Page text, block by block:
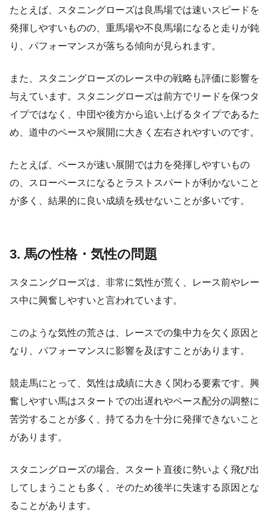
たとえば、スタニングローズは良馬場では速いスピードを
発揮しやすいものの、重馬場や不良馬場になると走りが鈍
り、パフォーマンスが落ちる傾向が見られます。
また、スタニングローズのレース中の戦略も評価に影響を
与えています。スタニングローズは前方でリードを保つタ
イプではなく、中団や後方から追い上げるタイプであるた
め、道中のペースや展開に大きく左右されやすいのです。
たとえば、ペースが速い展開では力を発揮しやすいもの
の、スローペースになるとラストスパートが利かないこと
が多く、結果的に良い成績を残せないことが多いです。
3. 馬の性格・気性の問題
スタニングローズは、非常に気性が荒く、レース前やレー
ス中に興奮しやすいと言われています。
このような気性の荒さは、レースでの集中力を欠く原因と
なり、パフォーマンスに影響を及ぼすことがあります。
競走馬にとって、気性は成績に大きく関わる要素です。興
奮しやすい馬はスタートでの出遅れやペース配分の調整に
苦労することが多く、持てる力を十分に発揮できないこと
があります。
スタニングローズの場合、スタート直後に勢いよく飛び出
してしまうことも多く、そのため後半に失速する原因とな
ることがあります。